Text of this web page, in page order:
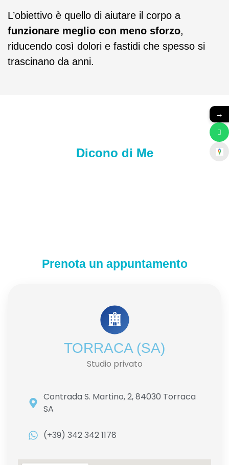
L’obiettivo è quello di aiutare il corpo a
funzionare meglio con meno sforzo,
riducendo così dolori e fastidi che spesso si
trascinano da anni.
Dicono di Me
Prenota un appuntamento
TORRACA (SA)
Studio privato
Contrada S. Martino, 2, 84030 Torraca
SA
(+39) 342 342 1178
→